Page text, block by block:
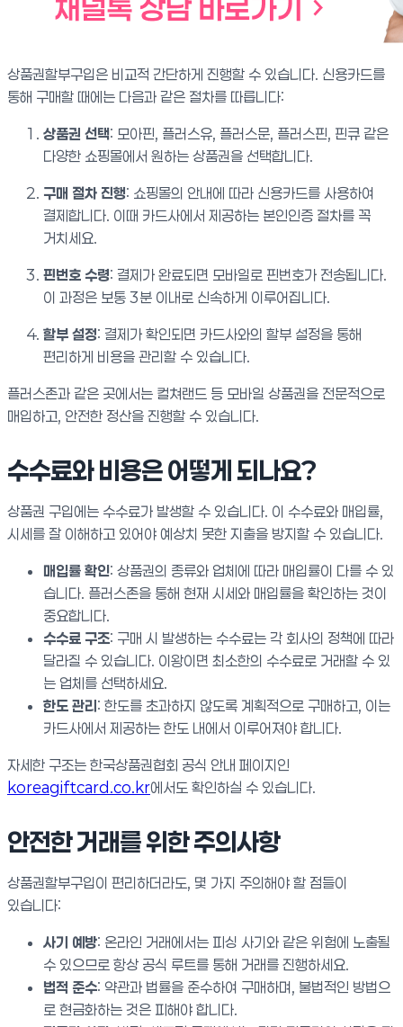
상품권할부구입은 비교적 간단하게 진행할 수 있습니다. 신용카드를
통해 구매할 때에는 다음과 같은 절차를 따릅니다:
상품권 선택: 모아핀, 플러스유, 플러스문, 플러스핀, 핀큐 같은
다양한 쇼핑몰에서 원하는 상품권을 선택합니다.
구매 절차 진행: 쇼핑몰의 안내에 따라 신용카드를 사용하여
결제합니다. 이때 카드사에서 제공하는 본인인증 절차를 꼭
거치세요.
핀번호 수령: 결제가 완료되면 모바일로 핀번호가 전송됩니다.
이 과정은 보통 3분 이내로 신속하게 이루어집니다.
할부 설정: 결제가 확인되면 카드사와의 할부 설정을 통해
편리하게 비용을 관리할 수 있습니다.
플러스존과 같은 곳에서는 컬쳐랜드 등 모바일 상품권을 전문적으로
매입하고, 안전한 정산을 진행할 수 있습니다.
수수료와 비용은 어떻게 되나요?
상품권 구입에는 수수료가 발생할 수 있습니다. 이 수수료와 매입률,
시세를 잘 이해하고 있어야 예상치 못한 지출을 방지할 수 있습니다.
매입률 확인: 상품권의 종류와 업체에 따라 매입률이 다를 수 있
습니다. 플러스존을 통해 현재 시세와 매입률을 확인하는 것이
중요합니다.
수수료 구조: 구매 시 발생하는 수수료는 각 회사의 정책에 따라
달라질 수 있습니다. 이왕이면 최소한의 수수료로 거래할 수 있
는 업체를 선택하세요.
한도 관리: 한도를 초과하지 않도록 계획적으로 구매하고, 이는
카드사에서 제공하는 한도 내에서 이루어져야 합니다.
자세한 구조는 한국상품권협회 공식 안내 페이지인
koreagiftcard.co.kr에서도 확인하실 수 있습니다.
안전한 거래를 위한 주의사항
상품권할부구입이 편리하더라도, 몇 가지 주의해야 할 점들이
있습니다:
사기 예방: 온라인 거래에서는 피싱 사기와 같은 위험에 노출될
수 있으므로 항상 공식 루트를 통해 거래를 진행하세요.
법적 준수: 약관과 법률을 준수하여 구매하며, 불법적인 방법으
로 현금화하는 것은 피해야 합니다.